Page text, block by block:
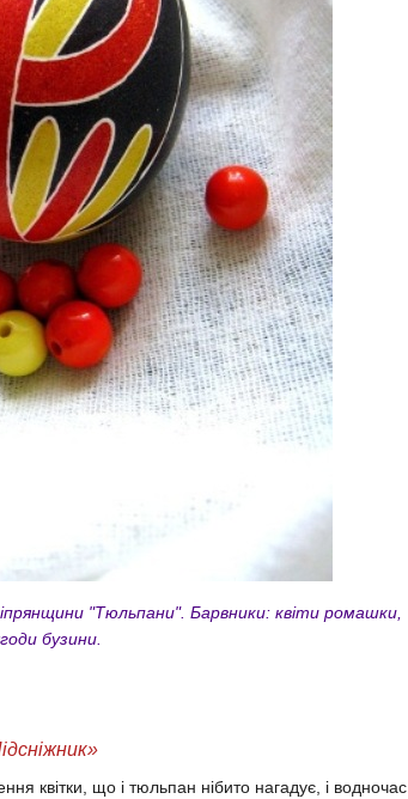
"Тюльпани". Барвники: квіти ромашки,
бузини.
квітки, що і тюльпан нібито нагадує, і водночас